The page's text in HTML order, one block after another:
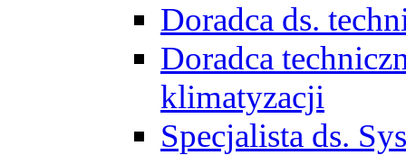
Doradca ds.
Doradca
klimatyzacji
Specjalista ds.